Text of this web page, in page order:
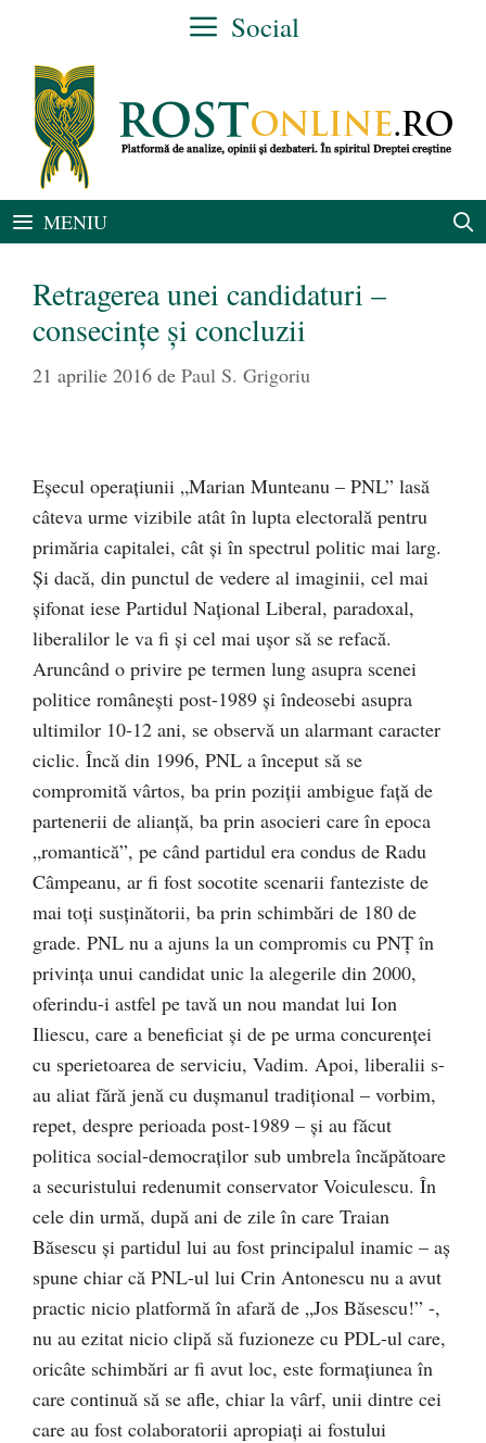
conținut
Social
MENIU
Retragerea unei candidaturi –
consecinţe şi concluzii
21 aprilie 2016 de Paul S. Grigoriu
Eşecul operaţiunii „Marian Munteanu – PNL” lasă
câteva urme vizibile atât în lupta electorală pentru
primăria capitalei, cât şi în spectrul politic mai larg.
Şi dacă, din punctul de vedere al imaginii, cel mai
şifonat iese Partidul Naţional Liberal, paradoxal,
liberalilor le va fi şi cel mai uşor să se refacă.
Aruncând o privire pe termen lung asupra scenei
politice româneşti post-1989 şi îndeosebi asupra
ultimilor 10-12 ani, se observă un alarmant caracter
ciclic. Încă din 1996, PNL a început să se
compromită vârtos, ba prin poziţii ambigue faţă de
partenerii de alianţă, ba prin asocieri care în epoca
„romantică”, pe când partidul era condus de Radu
Câmpeanu, ar fi fost socotite scenarii fanteziste de
mai toţi susţinătorii, ba prin schimbări de 180 de
grade. PNL nu a ajuns la un compromis cu PNŢ în
privinţa unui candidat unic la alegerile din 2000,
oferindu-i astfel pe tavă un nou mandat lui Ion
Iliescu, care a beneficiat şi de pe urma concurenţei
cu sperietoarea de serviciu, Vadim. Apoi, liberalii s-
au aliat fără jenă cu duşmanul tradiţional – vorbim,
repet, despre perioada post-1989 – şi au făcut
politica social-democraţilor sub umbrela încăpătoare
a securistului redenumit conservator Voiculescu. În
cele din urmă, după ani de zile în care Traian
Băsescu şi partidul lui au fost principalul inamic – aş
spune chiar că PNL-ul lui Crin Antonescu nu a avut
practic nicio platformă în afară de „Jos Băsescu!” -,
nu au ezitat nicio clipă să fuzioneze cu PDL-ul care,
oricâte schimbări ar fi avut loc, este formaţiunea în
care continuă să se afle, chiar la vârf, unii dintre cei
care au fost colaboratorii apropiaţi ai fostului